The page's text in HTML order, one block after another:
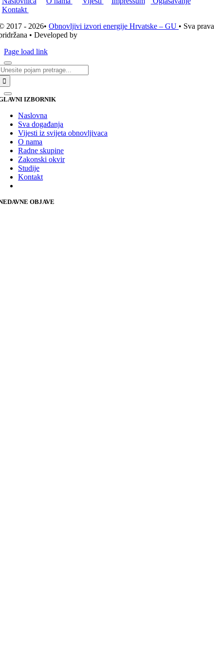
Kontakt
2017 - 2026•Obnovljivi izvori energije Hrvatske – GU • Sva prava
• Developed by
Page load link
IZBORNIK
Naslovna
Sva događanja
Vijesti iz svijeta obnovljivaca
O nama
Radne skupine
Zakonski okvir
Studije
Kontakt
OBJAVE